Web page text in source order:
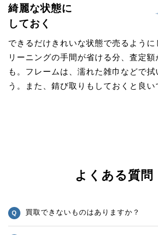
綺麗な状態に
しておく
できるだけきれいな状態で売るように
リーニングの手間が省ける分、査定
も。フレームは、濡れた雑巾などで拭
う。また、錆び取りもしておくと良い
よくある質問
買取できないものはありますか？